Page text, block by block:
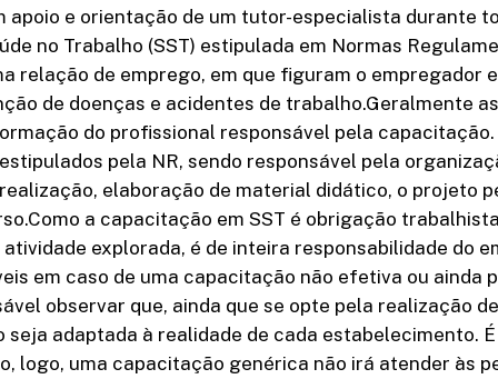
apoio e orientação de um tutor-especialista durante
no Trabalho (SST) estipulada em Normas
relação de emprego, em que figuram o empregador
de doenças e acidentes de trabalho.Geralmente
do profissional responsável pela
pela NR, sendo responsável pela
elaboração de material didático, o projeto
a capacitação em SST é obrigação
explorada, é de inteira responsabilidade do
em caso de uma capacitação não efetiva ou ainda
observar que, ainda que se opte pela realização
adaptada à realidade de cada estabelecimento.
logo, uma capacitação genérica não irá atender às